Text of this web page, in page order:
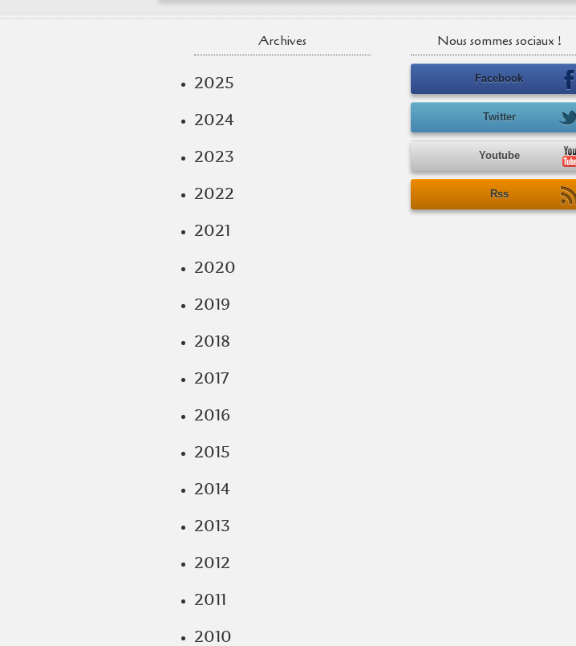
Archives
2025
2024
2023
2022
2021
2020
2019
2018
2017
2016
2015
2014
2013
2012
2011
2010
Nous sommes sociaux !
Facebook
Twitter
Youtube
Rss